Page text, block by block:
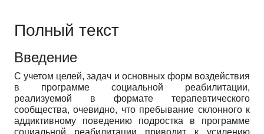
Полный текст
Введение
С учетом целей, задач и основных форм воздействия
в программе социальной реабилитации,
реализуемой в формате терапевтического
сообщества, очевидно, что пребывание склонного к
аддиктивному поведению подростка в программе
социальной реабилитации приводит к усилению